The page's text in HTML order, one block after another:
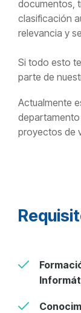
documentos,
clasificación
relevancia y
Si todo esto
parte de
Actualmente
proyectos de